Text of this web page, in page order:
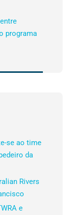
programa
se ao time
da
Rivers
e